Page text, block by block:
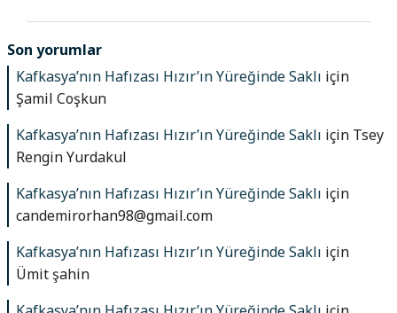
Son yorumlar
Kafkasya’nın Hafızası Hızır’ın Yüreğinde Saklı için
Şamil Coşkun
Kafkasya’nın Hafızası Hızır’ın Yüreğinde Saklı için Tsey
Rengin Yurdakul
Kafkasya’nın Hafızası Hızır’ın Yüreğinde Saklı için
candemirorhan98@gmail.com
Kafkasya’nın Hafızası Hızır’ın Yüreğinde Saklı için
Ümit şahin